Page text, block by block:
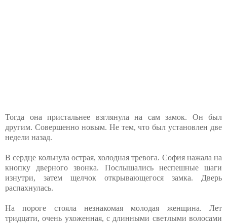
Тогда она пристальнее взглянула на сам замок. Он был
другим. Совершенно новым. Не тем, что был установлен две
недели назад.
В сердце кольнула острая, холодная тревога. София нажала на
кнопку дверного звонка. Послышались неспешные шаги
изнутри, затем щелчок открывающегося замка. Дверь
распахнулась.
На пороге стояла незнакомая молодая женщина. Лет
тридцати, очень ухоженная, с длинными светлыми волосами